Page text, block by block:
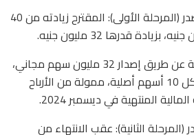
– زيادة رأس المال المصدر (المرحلة الأولى): المقترح زيادته من 40
ويتم تمويل هذه المرحلة عن طريق إصدار 32 مليون سهم مجاني،
بواقع 8 أسهم مجانية لكل 10 أسهم أصلية، ممولة من الأرباح
المنتهية في ديسمبر 2024.
الثانية): عقب الانتهاء من